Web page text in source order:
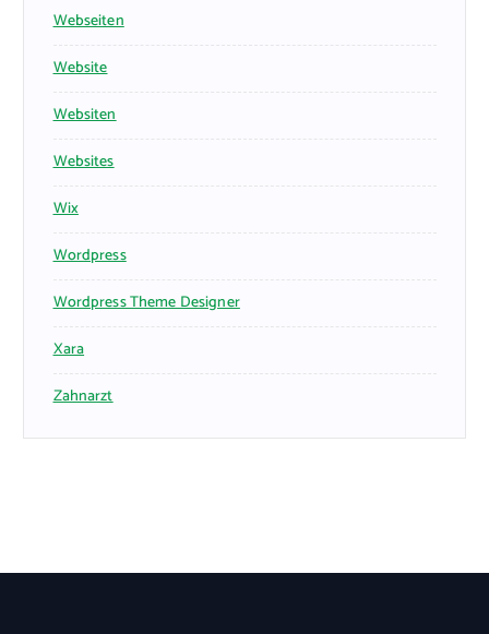
Webseiten
Website
Websiten
Websites
Wix
Wordpress
Wordpress Theme Designer
Xara
Zahnarzt